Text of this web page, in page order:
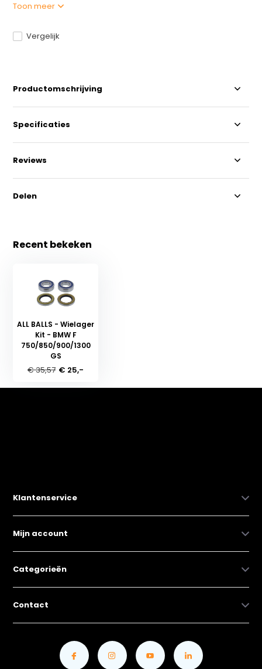
Toon meer
Vergelijk
Productomschrijving
Specificaties
Reviews
Delen
Recent bekeken
ALL BALLS - Wielager
Kit - BMW F
750/850/900/1300
GS
€ 35,57 € 25,-
Klantenservice
Mijn account
Categorieën
Contact